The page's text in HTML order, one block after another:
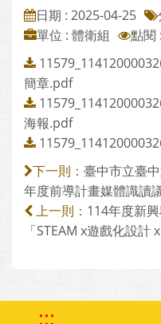
日期 : 2025-04-25
單位 : 體衛組
點閱
簡章.pdf
海報.pdf
下一則： 臺中市立臺
年度前導計畫媒體識讀
上一則： 114年度新
「STEAM x遊戲化設計
:::